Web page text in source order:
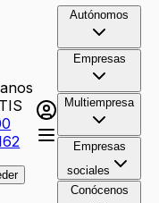
Autónomos
Empresas
Multiempresa
Empresas
sociales
Conócenos